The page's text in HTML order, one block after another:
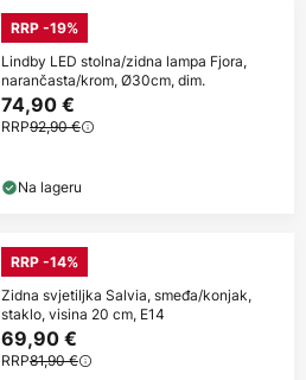
RRP -19%
Lindby LED stolna/zidna lampa Fjora,
narančasta/krom, Ø30cm, dim.
74,90 €
RRP92,90 €
Na lageru
RRP -14%
Zidna svjetiljka Salvia, smeđa/konjak,
staklo, visina 20 cm, E14
69,90 €
RRP81,90 €